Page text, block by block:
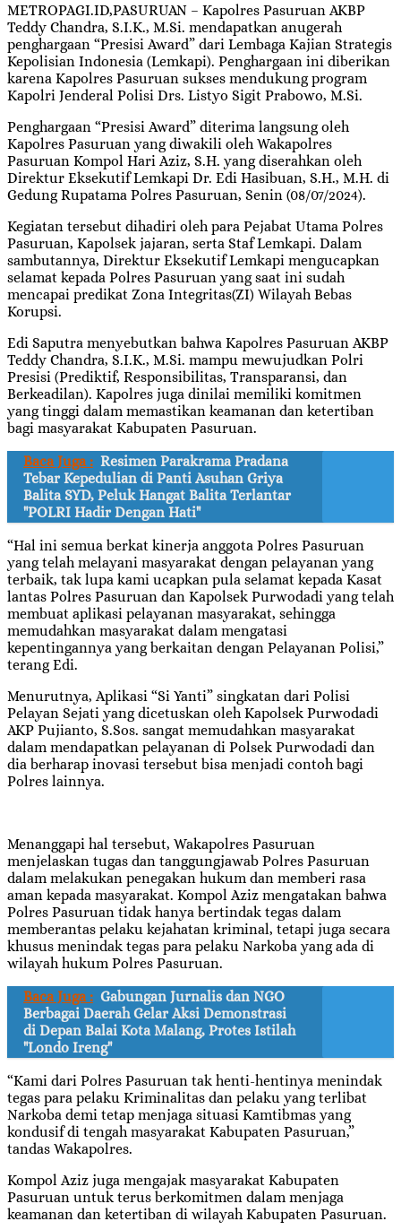
METROPAGI.ID,PASURUAN – Kapolres Pasuruan AKBP
Teddy Chandra, S.I.K., M.Si. mendapatkan anugerah
penghargaan “Presisi Award” dari Lembaga Kajian Strategis
Kepolisian Indonesia (Lemkapi). Penghargaan ini diberikan
karena Kapolres Pasuruan sukses mendukung program
Kapolri Jenderal Polisi Drs. Listyo Sigit Prabowo, M.Si.
Penghargaan “Presisi Award” diterima langsung oleh
Kapolres Pasuruan yang diwakili oleh Wakapolres
Pasuruan Kompol Hari Aziz, S.H. yang diserahkan oleh
Direktur Eksekutif Lemkapi Dr. Edi Hasibuan, S.H., M.H. di
Gedung Rupatama Polres Pasuruan, Senin (08/07/2024).
Kegiatan tersebut dihadiri oleh para Pejabat Utama Polres
Pasuruan, Kapolsek jajaran, serta Staf Lemkapi. Dalam
sambutannya, Direktur Eksekutif Lemkapi mengucapkan
selamat kepada Polres Pasuruan yang saat ini sudah
mencapai predikat Zona Integritas(ZI) Wilayah Bebas
Korupsi.
Edi Saputra menyebutkan bahwa Kapolres Pasuruan AKBP
Teddy Chandra, S.I.K., M.Si. mampu mewujudkan Polri
Presisi (Prediktif, Responsibilitas, Transparansi, dan
Berkeadilan). Kapolres juga dinilai memiliki komitmen
yang tinggi dalam memastikan keamanan dan ketertiban
bagi masyarakat Kabupaten Pasuruan.
Baca Juga : Resimen Parakrama Pradana
Tebar Kepedulian di Panti Asuhan Griya
Balita SYD, Peluk Hangat Balita Terlantar
"POLRI Hadir Dengan Hati"
“Hal ini semua berkat kinerja anggota Polres Pasuruan
yang telah melayani masyarakat dengan pelayanan yang
terbaik, tak lupa kami ucapkan pula selamat kepada Kasat
lantas Polres Pasuruan dan Kapolsek Purwodadi yang telah
membuat aplikasi pelayanan masyarakat, sehingga
memudahkan masyarakat dalam mengatasi
kepentingannya yang berkaitan dengan Pelayanan Polisi,”
terang Edi.
Menurutnya, Aplikasi “Si Yanti” singkatan dari Polisi
Pelayan Sejati yang dicetuskan oleh Kapolsek Purwodadi
AKP Pujianto, S.Sos. sangat memudahkan masyarakat
dalam mendapatkan pelayanan di Polsek Purwodadi dan
dia berharap inovasi tersebut bisa menjadi contoh bagi
Polres lainnya.
Menanggapi hal tersebut, Wakapolres Pasuruan
menjelaskan tugas dan tanggungjawab Polres Pasuruan
dalam melakukan penegakan hukum dan memberi rasa
aman kepada masyarakat. Kompol Aziz mengatakan bahwa
Polres Pasuruan tidak hanya bertindak tegas dalam
memberantas pelaku kejahatan kriminal, tetapi juga secara
khusus menindak tegas para pelaku Narkoba yang ada di
wilayah hukum Polres Pasuruan.
Baca Juga : Gabungan Jurnalis dan NGO
Berbagai Daerah Gelar Aksi Demonstrasi
di Depan Balai Kota Malang, Protes Istilah
"Londo Ireng"
“Kami dari Polres Pasuruan tak henti-hentinya menindak
tegas para pelaku Kriminalitas dan pelaku yang terlibat
Narkoba demi tetap menjaga situasi Kamtibmas yang
kondusif di tengah masyarakat Kabupaten Pasuruan,”
tandas Wakapolres.
Kompol Aziz juga mengajak masyarakat Kabupaten
Pasuruan untuk terus berkomitmen dalam menjaga
keamanan dan ketertiban di wilayah Kabupaten Pasuruan.